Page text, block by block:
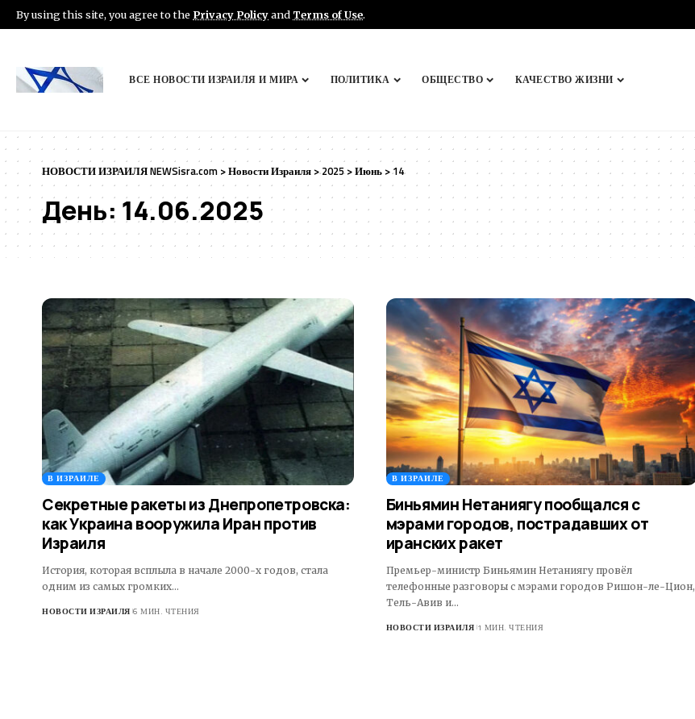
By using this site, you agree to the Privacy Policyand Terms of Use.
ВСЕ НОВОСТИ ИЗРАИЛЯ И МИРА ПОЛИТИКА ОБЩЕСТВО КАЧЕСТВО ЖИЗНИ
НОВОСТИ ИЗРАИЛЯ NEWSisra.com >Новости Израиля >2025>Июнь >14
День: 14.06.2025
В ИЗРАИЛЕ
Секретные ракеты из Днепропетровска:
как Украина вооружила Иран против
Израиля
История, которая всплыла в начале 2000-х годов, стала
одним из самых громких…
НОВОСТИ ИЗРАИЛЯ 6 МИН. ЧТЕНИЯ
В ИЗРАИЛЕ
Биньямин Нетаниягу пообщался с
мэрами городов, пострадавших от
иранских ракет
Премьер-министр Биньямин Нетаниягу провёл
телефонные разговоры с мэрами городов Ришон-ле-Цион,
Тель-Авив и…
НОВОСТИ ИЗРАИЛЯ 1 МИН. ЧТЕНИЯ